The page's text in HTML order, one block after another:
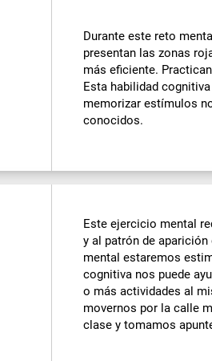
Durante este reto
presentan las zonas
más eficiente.
Esta habilidad
memorizar estímulos
conocidos.
Este ejercicio mental
y al patrón de
mental estaremos
cognitiva nos puede
o más actividades al
movernos por la calle
clase y tomamos